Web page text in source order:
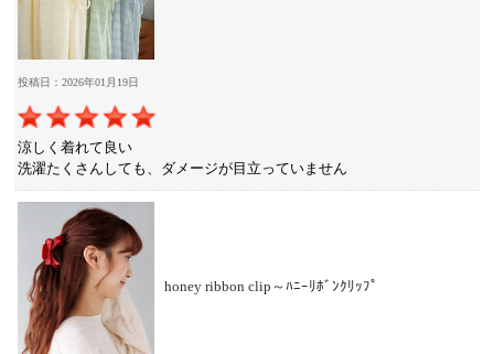
投稿日：2026年01月19日
涼しく着れて良い
洗濯たくさんしても、ダメージが目立っていません
honey ribbon clip～ﾊﾆｰﾘﾎﾞﾝｸﾘｯﾌﾟ